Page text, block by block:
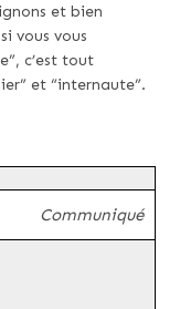
et bien
vous vous
c’est tout
et “internaute”.
Communiqué